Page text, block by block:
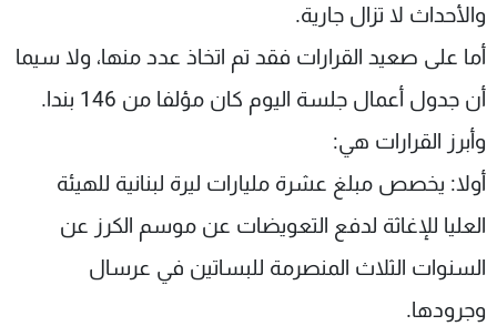
والأحداث لا تزال جارية.
أما على صعيد القرارات فقد تم اتخاذ عدد منها، ولا سيما
أن جدول أعمال جلسة اليوم كان مؤلفا من 146 بندا.
وأبرز القرارات هي:
أولا: يخصص مبلغ عشرة مليارات ليرة لبنانية للهيئة
العليا للإغاثة لدفع التعويضات عن موسم الكرز عن
السنوات الثلاث المنصرمة للبساتين في عرسال
وجرودها.